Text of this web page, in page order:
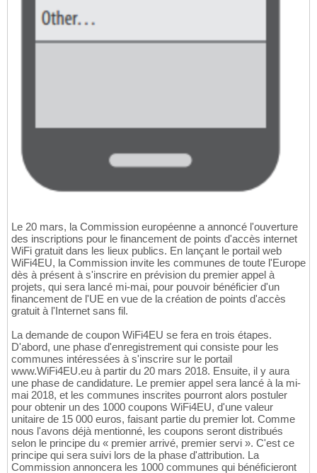
Le 20 mars, la Commission européenne a annoncé l'ouverture
des inscriptions pour le financement de points d'accès internet
WiFi gratuit dans les lieux publics. En lançant le portail web
WiFi4EU, la Commission invite les communes de toute l'Europe
dès à présent à s'inscrire en prévision du premier appel à
projets, qui sera lancé mi-mai, pour pouvoir bénéficier d'un
financement de l'UE en vue de la création de points d'accès
gratuit à l'Internet sans fil.
La demande de coupon WiFi4EU se fera en trois étapes.
D'abord, une phase d'enregistrement qui consiste pour les
communes intéressées à s'inscrire sur le portail
www.WiFi4EU.eu à partir du 20 mars 2018. Ensuite, il y aura
une phase de candidature. Le premier appel sera lancé à la mi-
mai 2018, et les communes inscrites pourront alors postuler
pour obtenir un des 1000 coupons WiFi4EU, d'une valeur
unitaire de 15 000 euros, faisant partie du premier lot. Comme
nous l'avons déjà mentionné, les coupons seront distribués
selon le principe du « premier arrivé, premier servi ». C'est ce
principe qui sera suivi lors de la phase d'attribution. La
Commission annoncera les 1000 communes qui bénéficieront